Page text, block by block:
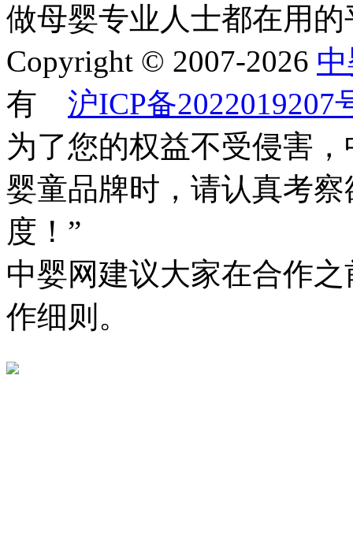
做母婴专业人士都在用的
Copyright © 2007-2026
有 沪ICP备2022019207
为了您的权益不受侵害
婴童品牌时，请认真考
度！”
中婴网建议大家在合作
作细则。